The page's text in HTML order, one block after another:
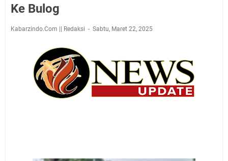
Ke Bulog
Kabarzindo.Com || Redaksi Sabtu, Maret 22, 2025